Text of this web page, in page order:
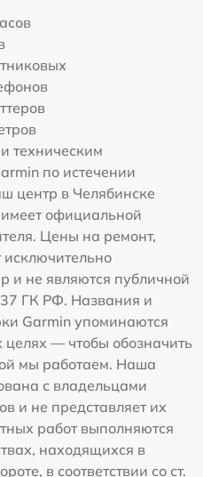
техническим
по истечении
центр в Челябинске
официальной
Цены на ремонт,
исключительно
и не являются публичной
ГК РФ. Названия и
Garmin упоминаются
— чтобы обозначить
мы работаем. Наша
с владельцами
и не представляет их
работ выполняются
находящихся в
в соответствии со ст.